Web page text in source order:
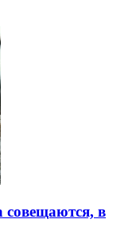
совещаются, в